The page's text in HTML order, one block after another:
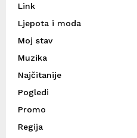
Link
Ljepota i moda
Moj stav
Muzika
Najčitanije
Pogledi
Promo
Regija